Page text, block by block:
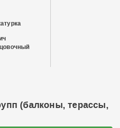
(балконы, терассы,